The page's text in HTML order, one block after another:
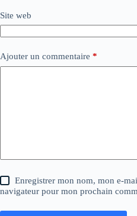
Site web
Ajouter un commentaire *
Enregistrer mon nom, mon e-
navigateur pour mon prochain